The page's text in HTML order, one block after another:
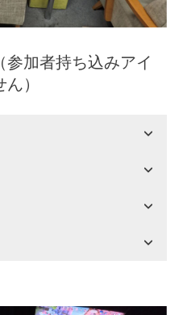
参加者持ち込みアイ
）